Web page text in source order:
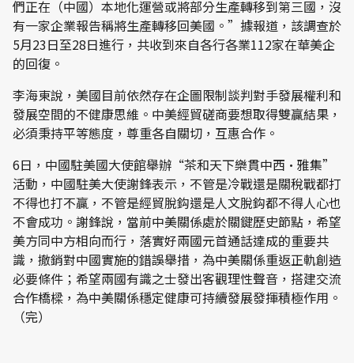
們正在（中國）本地化運營或將部分生產轉移到第三國，沒
有一家企業報告稱將生產轉移回美國。”據報道，該調查於
5月23日至28日進行，共收到來自各行各業112家在華美企
的回復。
李海東說，美國目前依然存在企圖限制談判對手發展權利和
發展空間的不健康思維。中美經貿磋商要想取得雙贏結果，
必須秉持平等態度，尊重各自關切，互惠合作。
6日，中國駐美國大使館舉辦“茶和天下樂貫中西·雅集”
活動，中國駐美大使謝鋒表示，不管是冷戰還是關稅戰都打
不得也打不贏，不管是經貿脫鈎還是人文脫鈎都不得人心也
不會成功。謝鋒說，當前中美關係處於關鍵歷史節點，希望
美方同中方相向而行，落實好兩國元首通話達成的重要共
識，撤銷對中國實施的錯誤舉措，為中美關係重返正軌創造
必要條件；希望兩國有識之士發出客觀理性聲音，搭建交流
合作橋樑，為中美關係穩定健康可持續發展發揮積極作用。
（完）